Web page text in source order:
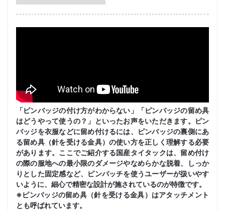
「ピンバッジの付け方がわからない」「ピンバッジの留め具
はどうやって使うの？」といったお声をいただきます。ピン
バッジを衣服などに留め付けるには、ピンバッジの裏側にあ
る留め具（針を受ける金具）の使い方を正しく理解する必要
があります。ここでご紹介する国産タイタックは、留め付け
の際の服地への最小限のダメージやなめらかな脱着、しっか
りとした固定感など、ピンバッチを使うユーザーが扱いやす
いように、細心で精密な設計が施されているのが特徴です。
※ピンバッジの留め具（針を受ける金具）はアタッチメント
とも呼ばれています。